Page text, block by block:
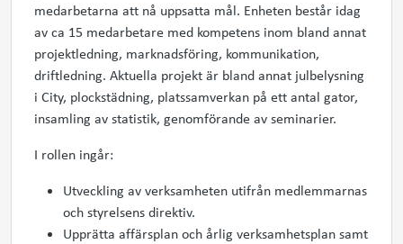
medarbetarna att nå uppsatta mål. Enheten består idag
av ca 15 medarbetare med kompetens inom bland annat
projektledning, marknadsföring, kommunikation,
driftledning. Aktuella projekt är bland annat julbelysning
i City, plockstädning, platssamverkan på ett antal gator,
insamling av statistik, genomförande av seminarier.
I rollen ingår:
Utveckling av verksamheten utifrån medlemmarnas
och styrelsens direktiv.
Upprätta affärsplan och årlig verksamhetsplan samt